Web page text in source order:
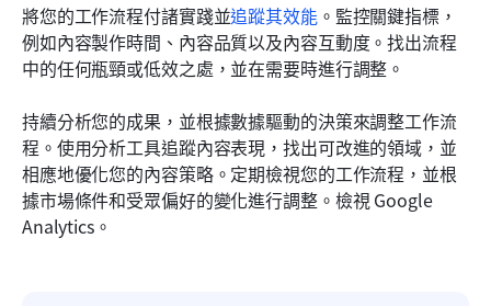
將您的工作流程付諸實踐並追蹤其效能。監控關鍵指標，
例如內容製作時間、內容品質以及內容互動度。找出流程
中的任何瓶頸或低效之處，並在需要時進行調整。
持續分析您的成果，並根據數據驅動的決策來調整工作流
程。使用分析工具追蹤內容表現，找出可改進的領域，並
相應地優化您的內容策略。定期檢視您的工作流程，並根
據市場條件和受眾偏好的變化進行調整。檢視 Google
Analytics。